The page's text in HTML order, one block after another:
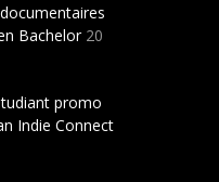
Bachelor 20
promo
Indie Connect